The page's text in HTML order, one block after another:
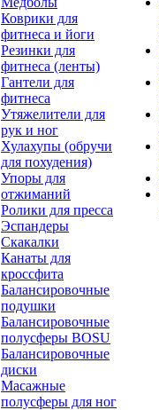
Коврики для
фитнеса и йоги
Резинки для
фитнеса (ленты)
Гантели для
фитнеса
Утяжелители для
рук и ног
Хулахупы (обручи
для похудения)
Упоры для
отжиманий
Ролики для пресса
Эспандеры
Скакалки
Канаты для
кроссфита
Балансировочные
подушки
Балансировочные
полусферы BOSU
Балансировочные
диски
Масажные
полусферы для ног